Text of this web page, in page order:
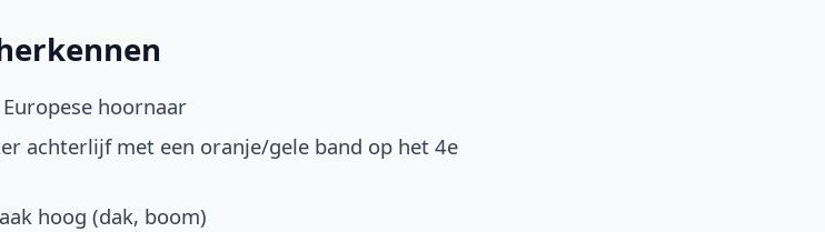
hoornaar
achterlijf met een oranje/gele band op het 4e
hoog (dak, boom)